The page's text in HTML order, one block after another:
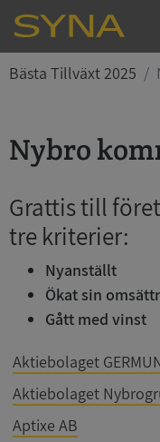
Bästa Tillväxt 2025
Nybro
Grattis till
tre kriterier:
Nyanställt
Ökat sin
Gått med vinst
Aktiebolaget
Aktiebolaget
Aptixe AB